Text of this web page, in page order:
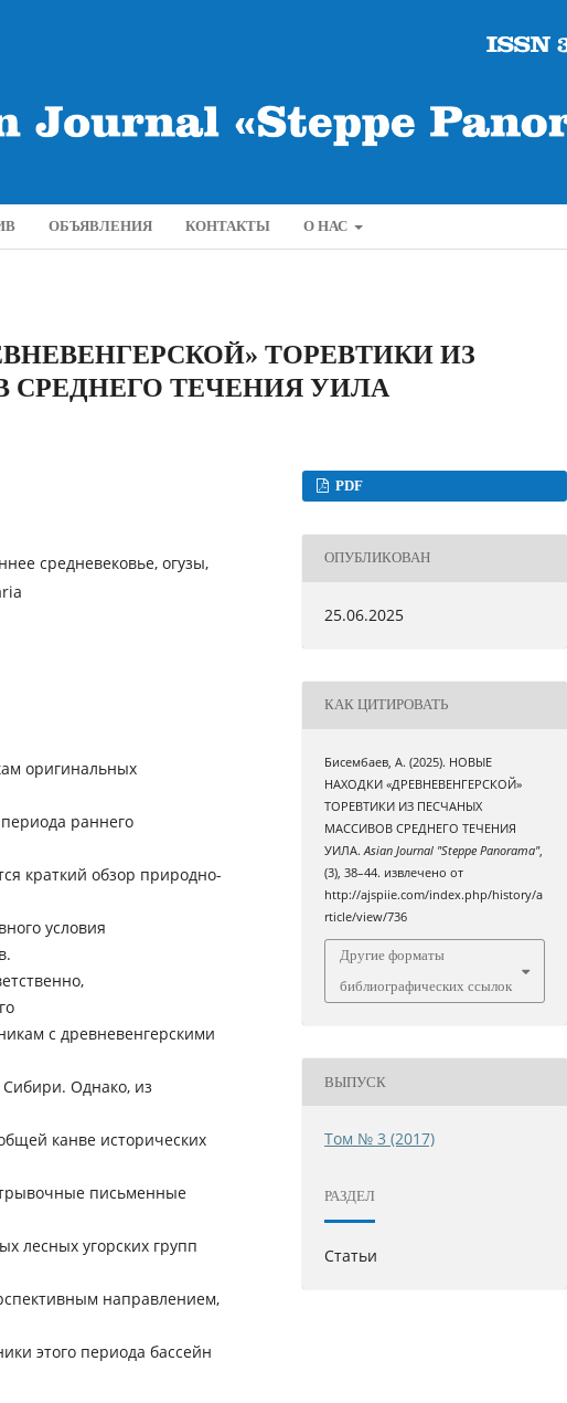
ОБЪЯВЛЕНИЯ КОНТАКТЫ О НАС
ТОРЕВТИКИ ИЗ
ТЕЧЕНИЯ УИЛА
средневековье, огузы,
оригинальных
раннего
краткий обзор природно-
условия
с древневенгерскими
Однако, из
канве исторических
письменные
лесных угорских групп
направлением,
этого периода бассейн
PDF
ОПУБЛИКОВАН
25.06.2025
КАК ЦИТИРОВАТЬ
Бисембаев, А. (2025). НОВЫЕ
НАХОДКИ «ДРЕВНЕВЕНГЕРСКОЙ»
ТОРЕВТИКИ ИЗ ПЕСЧАНЫХ
МАССИВОВ СРЕДНЕГО ТЕЧЕНИЯ
УИЛА.Asian Journal "Steppe Panorama",
(3), 38–44. извлечено от
http://ajspiie.com/index.php/history/a
rticle/view/736
Другие форматы
библиографических ссылок
ВЫПУСК
Том № 3 (2017)
РАЗДЕЛ
Статьи